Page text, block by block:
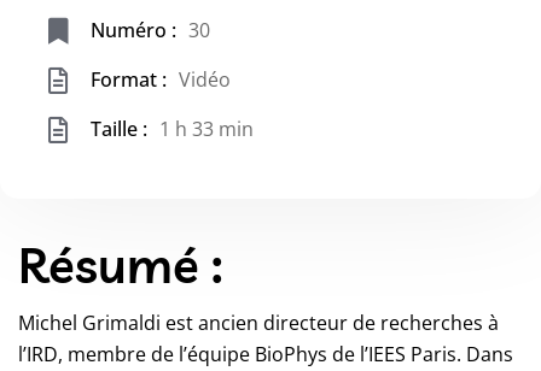
Numéro : 30
Format : Vidéo
Taille : 1 h 33 min
Résumé :
Michel Grimaldi est ancien directeur de recherches à
l’IRD, membre de l’équipe BioPhys de l’IEES Paris. Dans